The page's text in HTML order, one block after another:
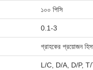
১০০ পিসি
0.1-3
গ্রাহকের প্রয়োজন
L/C, D/A, D/P, T/T,